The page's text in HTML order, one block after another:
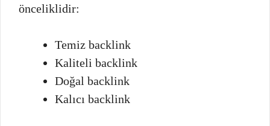
önceliklidir:
Temiz backlink
Kaliteli backlink
Doğal backlink
Kalıcı backlink